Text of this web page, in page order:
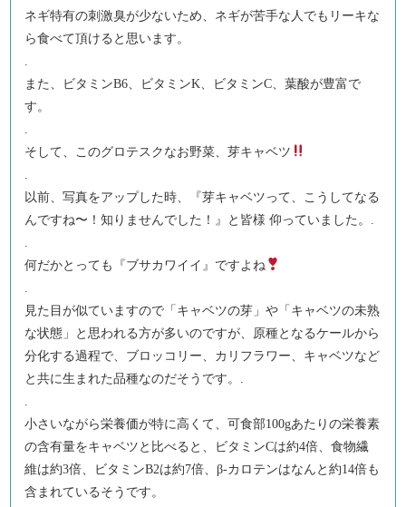
ネギ特有の刺激臭が少ないため、ネギが苦手な人でもリーキな
ら食べて頂けると思います。
.
また、ビタミンB6、ビタミンK、ビタミンC、葉酸が豊富で
す。
.
そして、このグロテスクなお野菜、芽キャベツ
.
以前、写真をアップした時、『芽キャベツって、こうしてなる
んですね〜！知りませんでした！』と皆様 仰っていました。.
.
何だかとっても『ブサカワイイ』ですよね
.
見た目が似ていますので「キャベツの芽」や「キャベツの未熟
な状態」と思われる方が多いのですが、原種となるケールから
分化する過程で、ブロッコリー、カリフラワー、キャベツなど
と共に生まれた品種なのだそうです。.
.
小さいながら栄養価が特に高くて、可食部100gあたりの栄養素
の含有量をキャベツと比べると、ビタミンCは約4倍、食物繊
維は約3倍、ビタミンB2は約7倍、β-カロテンはなんと約14倍も
含まれているそうです。